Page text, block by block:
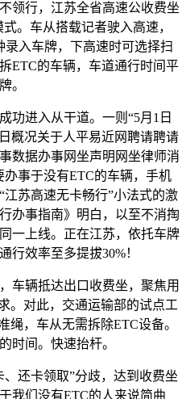
领行，江苏全省高速公收费坐
。车从搭载记者驶入高速，
入车牌，下高速时可选择扫
ETC的车辆，车道通行时间平
。
进入从干道。一则“5月1日
概况关于人平易近网聘请聘请
数据办事网坐声明网坐律师消
办事于没有ETC的车辆，手机
苏高速无卡畅行”小法式的激
办事指南》明白，以至不消掏
一上线。正在江苏，依托车牌
行效率至多提拔30%！
辆抵达出口收费坐，聚焦用
。对此，交通运输部的试点工
绳，车从无需拆除ETC设备。
时间。快速抬杆。
还卡领取”分歧，达到收费坐
我们没有ETC的人来说简曲